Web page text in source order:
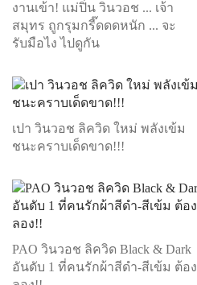
งานเข้า! แม่ปิ่น วินวอช ... เจ้า
สมุทร ถูกรุมกรี๊ดดดหนัก ... จะ
รับมือไง ไปดูกัน
เปา วินวอช ลิควิด ใหม่ พลังเข้ม
ชนะคราบเด็ดขาด!!!
PAO วินวอช ลิควิด Black & Dark
อันดับ 1 ที่คนรักผ้าสีดำ-สีเข้ม ต้อง